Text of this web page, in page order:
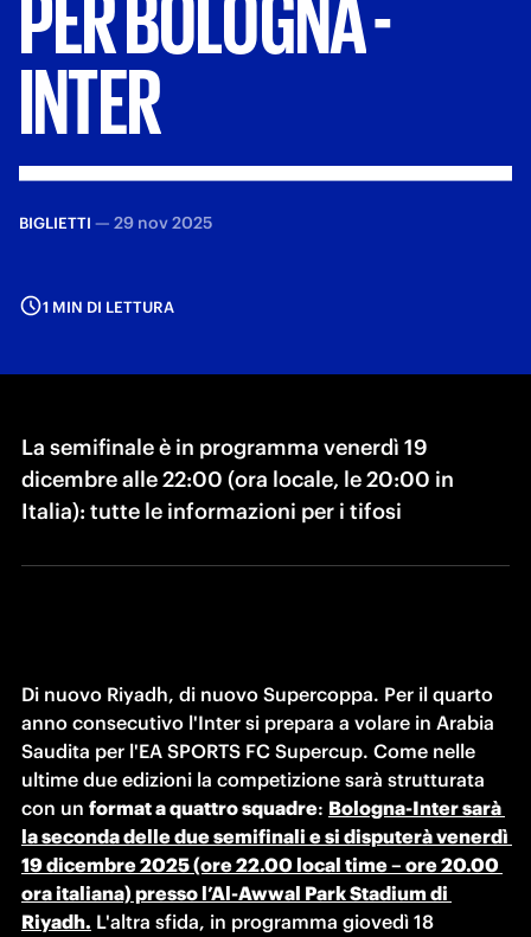
INTER
BIGLIETTI — 29 nov 2025
1 MIN DI LETTURA
La semifinale è in programma venerdì 19
dicembre alle 22:00 (ora locale, le 20:00 in
Italia): tutte le informazioni per i tifosi
Di nuovo Riyadh, di nuovo Supercoppa. Per il quarto
anno consecutivo l'Inter si prepara a volare in Arabia
Saudita per l'EA SPORTS FC Supercup. Come nelle
ultime due edizioni la competizione sarà strutturata
con un format a quattro squadre: Bologna-Inter sarà
la seconda delle due semifinali e si disputerà venerdì
19 dicembre 2025 (ore 22.00 local time – ore 20.00
ora italiana) presso l’Al-Awwal Park Stadium di
Riyadh. L'altra sfida, in programma giovedì 18